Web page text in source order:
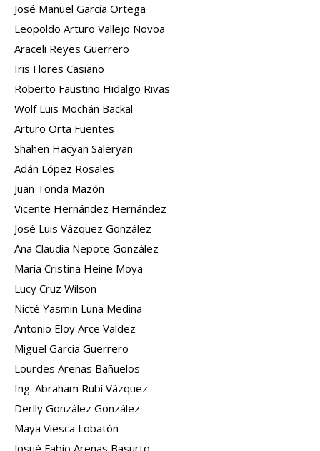
José Manuel García Ortega
Leopoldo Arturo Vallejo Novoa
Araceli Reyes Guerrero
Iris Flores Casiano
Roberto Faustino Hidalgo Rivas
Wolf Luis Mochán Backal
Arturo Orta Fuentes
Shahen Hacyan Saleryan
Adán López Rosales
Juan Tonda Mazón
Vicente Hernández Hernández
José Luis Vázquez González
Ana Claudia Nepote González
María Cristina Heine Moya
Lucy Cruz Wilson
Nicté Yasmin Luna Medina
Antonio Eloy Arce Valdez
Miguel García Guerrero
Lourdes Arenas Bañuelos
Ing. Abraham Rubí Vázquez
Derlly González González
Maya Viesca Lobatón
Josué Fabio Arenas Basurto